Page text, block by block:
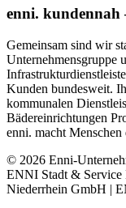
enni. kundennah
Gemeinsam sind wir
Unternehmensgruppe
Kunden bundesweit.
kommunalen
Bädereinrichtungen
enni. macht Menschen
© 2026 Enni-
ENNI Stadt &
Niederrhein GmbH |